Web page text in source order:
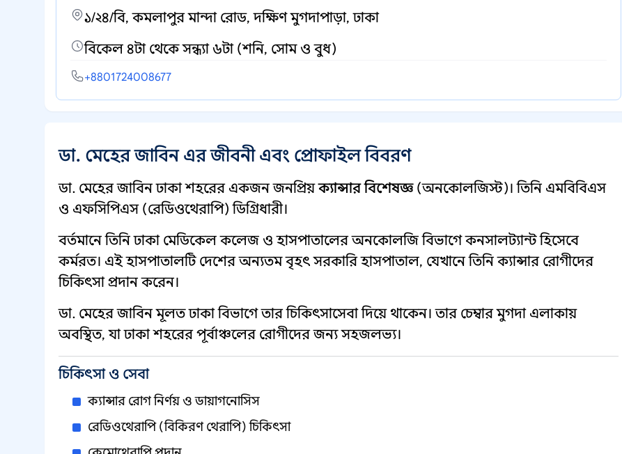
১/২৪/বি, কমলাপুর মান্দা রোড, দক্ষিণ মুগদাপাড়া, ঢাকা
বিকেল ৪টা থেকে সন্ধ্যা ৬টা (শনি, সোম ও বুধ)
+8801724008677
ডা. মেহের জাবিন এর জীবনী এবং প্রোফাইল বিবরণ
ডা. মেহের জাবিন ঢাকা শহরের একজন জনপ্রিয়ক্যান্সার বিশেষজ্ঞ(অনকোলজিস্ট)। তিনি এমবিবিএস
ও এফসিপিএস (রেডিওথেরাপি) ডিগ্রিধারী।
বর্তমানে তিনি ঢাকা মেডিকেল কলেজ ও হাসপাতালের অনকোলজি বিভাগে কনসালট্যান্ট হিসেবে
কর্মরত। এই হাসপাতালটি দেশের অন্যতম বৃহৎ সরকারি হাসপাতাল, যেখানে তিনি ক্যান্সার রোগীদের
চিকিৎসা প্রদান করেন।
ডা. মেহের জাবিন মূলত ঢাকা বিভাগে তার চিকিৎসাসেবা দিয়ে থাকেন। তার চেম্বার মুগদা এলাকায়
অবস্থিত, যা ঢাকা শহরের পূর্বাঞ্চলের রোগীদের জন্য সহজলভ্য।
চিকিৎসা ও সেবা
ক্যান্সার রোগ নির্ণয় ও ডায়াগনোসিস
রেডিওথেরাপি (বিকিরণ থেরাপি) চিকিৎসা